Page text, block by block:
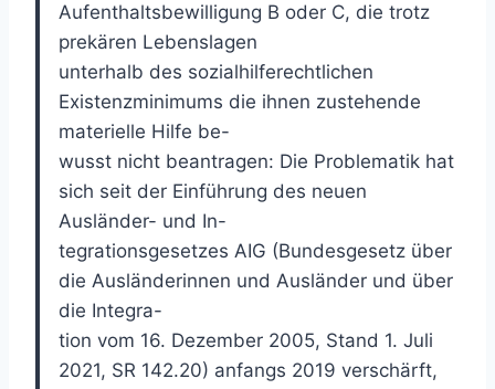
Aufenthaltsbewilligung B oder C, die trotz
prekären Lebenslagen
unterhalb des sozialhilferechtlichen
Existenzminimums die ihnen zustehende
materielle Hilfe be-
wusst nicht beantragen: Die Problematik hat
sich seit der Einführung des neuen
Ausländer- und In-
tegrationsgesetzes AIG (Bundesgesetz über
die Ausländerinnen und Ausländer und über
die Integra-
tion vom 16. Dezember 2005, Stand 1. Juli
2021, SR 142.20) anfangs 2019 verschärft,